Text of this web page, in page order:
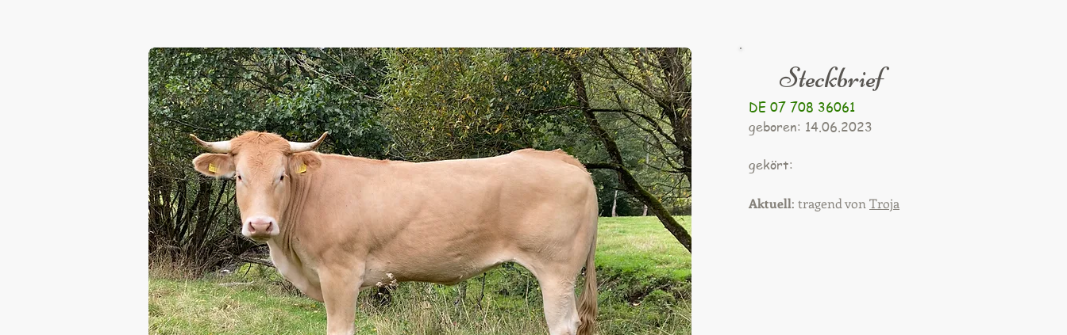
Steckbrief
DE 07 708 36061
geboren: 14.06.2023
gekört:
Aktuell: tragend von Troja